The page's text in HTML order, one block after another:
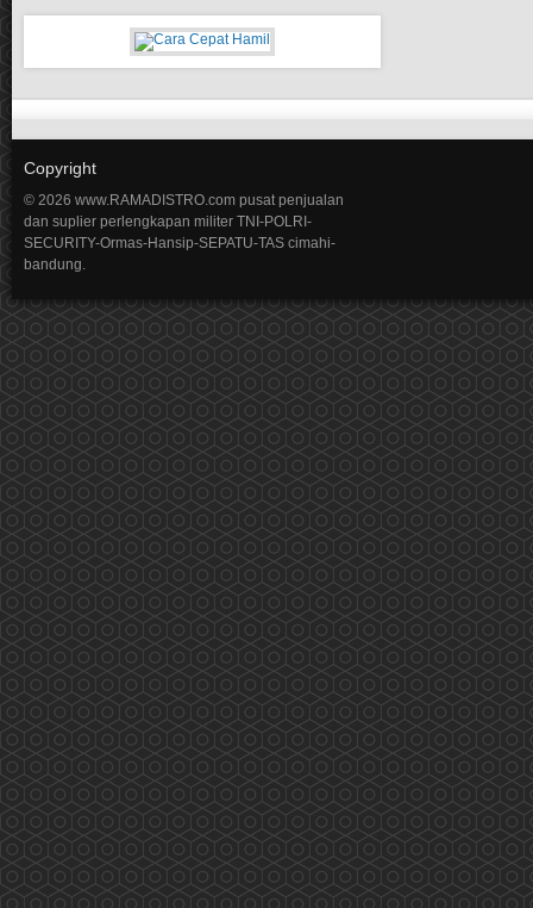
Copyright
© 2026 www.RAMADISTRO.com pusat penjualan
dan suplier perlengkapan militer TNI-POLRI-
SECURITY-Ormas-Hansip-SEPATU-TAS cimahi-
bandung.